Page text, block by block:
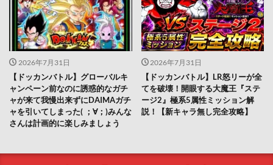
2026年7月31日
【ドッカンバトル】グローバルキ
ャンペーン前なのに誘惑的なガチ
ャが来て我慢出来ずにDAIMAガチ
ャを引いてしまった(⁠ ⁠；⁠∀⁠；⁠)みんな
さんは計画的に楽しみましょう
2026年7月31日
【ドッカンバトル】LR怒リーが全
てを破壊！開眼する大魔王『ステ
ージ2』極系5属性ミッション解
説！【新キャラ無し完全攻略】